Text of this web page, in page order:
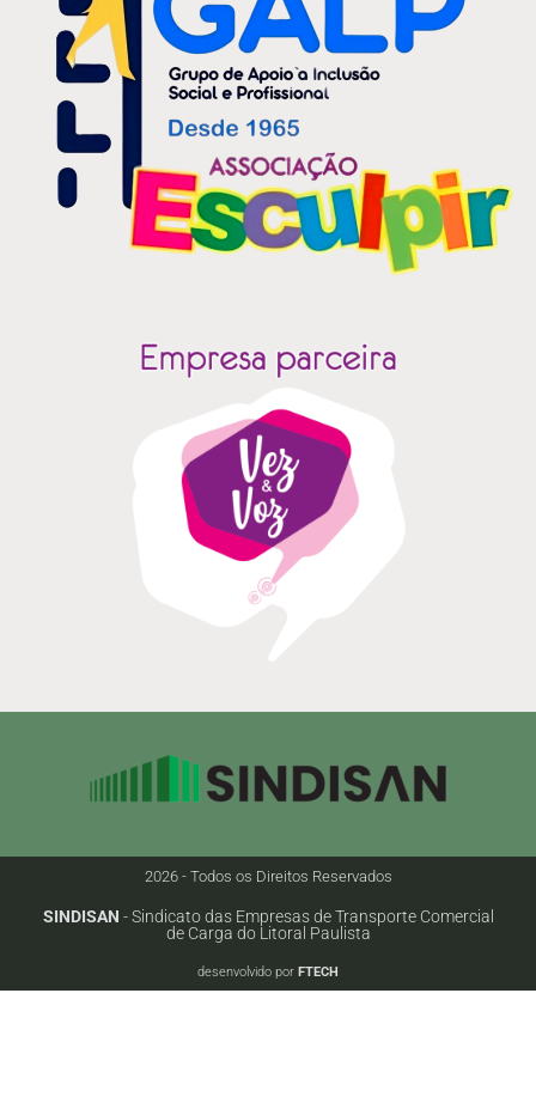
2026 - Todos os Direitos Reservados
SINDISAN - Sindicato das Empresas de Transporte Comercial
de Carga do Litoral Paulista
desenvolvido por FTECH